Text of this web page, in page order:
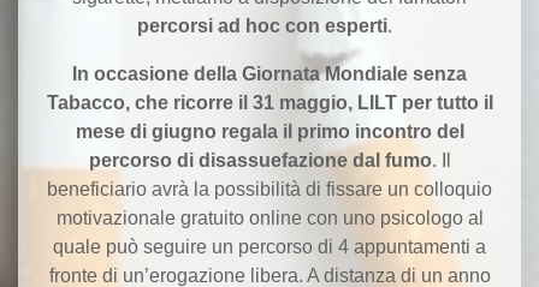
percorsi ad hoc con esperti.
In occasione della Giornata Mondiale senza
Tabacco, che ricorre il 31 maggio, LILT per tutto il
mese di giugno regala il primo incontro del
percorso di disassuefazione dal fumo. Il
beneficiario avrà la possibilità di fissare un colloquio
motivazionale gratuito online con uno psicologo al
quale può seguire un percorso di 4 appuntamenti a
fronte di un’erogazione libera. A distanza di un anno